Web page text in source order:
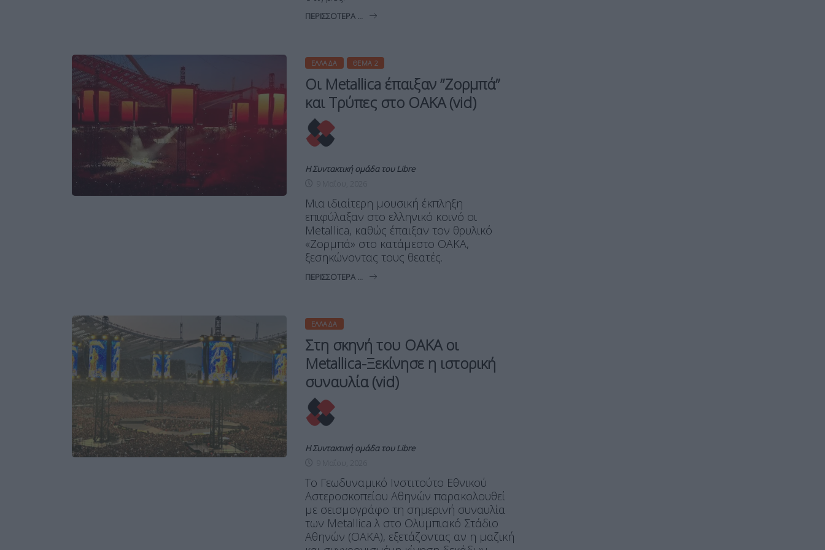
ΠΕΡΙΣΣΌΤΕΡΑ ...
ΕΛΛΆΔΑ ΘΈΜΑ 2
Oι Metallica έπαιξαν ”Ζορμπά”
και Τρύπες στο ΟΑΚΑ (vid)
Η Συντακτική ομάδα του Libre
Μια ιδιαίτερη μουσική έκπληξη
επιφύλαξαν στο ελληνικό κοινό οι
Metallica, καθώς έπαιξαν τον θρυλικό
«Ζορμπά» στο κατάμεστο ΟΑΚΑ,
ξεσηκώνοντας τους θεατές.
ΠΕΡΙΣΣΌΤΕΡΑ ...
ΕΛΛΆΔΑ
Στη σκηνή του ΟΑΚΑ οι
Metallica-Ξεκίνησε η ιστορική
συναυλία (vid)
Η Συντακτική ομάδα του Libre
Το Γεωδυναμικό Ινστιτούτο Εθνικού
Αστεροσκοπείου Αθηνών παρακολουθεί
με σεισμογράφο τη σημερινή συναυλία
των Metallica λ στο Ολυμπιακό Στάδιο
Αθηνών (ΟΑΚΑ), εξετάζοντας αν η μαζική